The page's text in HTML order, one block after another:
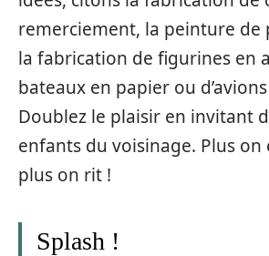
remerciement, la peinture de
la fabrication de figurines en
bateaux en papier ou
Doublez le plaisir en invitant
enfants du voisinage. Plus on
plus on rit !
Splash !